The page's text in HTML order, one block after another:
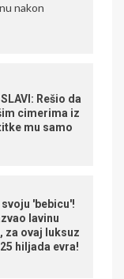
nakon
Rešio da
cimerima iz
mu samo
'bebicu'!
lavinu
za ovaj luksuz
hiljada evra!